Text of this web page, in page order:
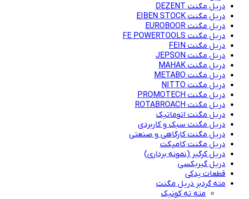
دریل مگنت DEZENT
دریل مگنت EIBEN STOCK
دریل مگنت EUROBOOR
دریل مگنت FE POWERTOOLS
دریل مگنت FEIN
دریل مگنت JEPSON
دریل مگنت MAHAK
دریل مگنت METABO
دریل مگنت NITTO
دریل مگنت PROMOTECH
دریل مگنت ROTABROACH
دریل مگنت اتوماتیک
دریل مگنت سبک و کاربردی
دریل مگنت کارگاهی و صنعتی
دریل مگنت کامپکت
دریل کرگیر (نمونه برداری)
دریل گیربکسی
قطعات یدکی
مته گردبر دریل مگنت
مته ته کونیک